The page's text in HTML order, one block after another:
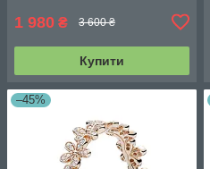
1 980 ₴ 3 600 ₴
Купити
–45%